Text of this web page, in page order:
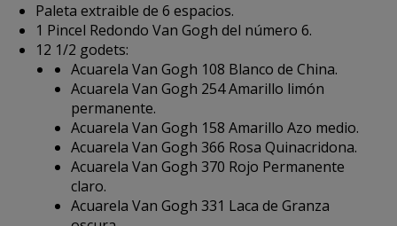
Paleta extraible de 6 espacios.
1 Pincel Redondo Van Gogh del número 6.
12 1/2 godets:
Acuarela Van Gogh 108 Blanco de China.
Acuarela Van Gogh 254 Amarillo limón
permanente.
Acuarela Van Gogh 158 Amarillo Azo medio.
Acuarela Van Gogh 366 Rosa Quinacridona.
Acuarela Van Gogh 370 Rojo Permanente
claro.
Acuarela Van Gogh 331 Laca de Granza